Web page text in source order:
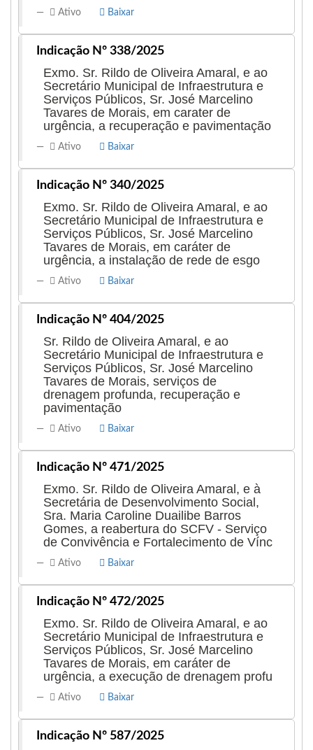
Ativo Baixar
Indicação Nº 338/2025
Exmo. Sr. Rildo de Oliveira Amaral, e ao
Secretário Municipal de Infraestrutura e
Serviços Públicos, Sr. José Marcelino
Tavares de Morais, em carater de
urgência, a recuperação e pavimentação
Ativo Baixar
Indicação Nº 340/2025
Exmo. Sr. Rildo de Oliveira Amaral, e ao
Secretário Municipal de Infraestrutura e
Serviços Públicos, Sr. José Marcelino
Tavares de Morais, em caráter de
urgência, a instalação de rede de esgo
Ativo Baixar
Indicação Nº 404/2025
Sr. Rildo de Oliveira Amaral, e ao
Secretário Municipal de Infraestrutura e
Serviços Públicos, Sr. José Marcelino
Tavares de Morais, serviços de
drenagem profunda, recuperação e
pavimentação
Ativo Baixar
Indicação Nº 471/2025
Exmo. Sr. Rildo de Oliveira Amaral, e à
Secretária de Desenvolvimento Social,
Sra. Maria Caroline Duailibe Barros
Gomes, a reabertura do SCFV - Serviço
de Convivência e Fortalecimento de Vínc
Ativo Baixar
Indicação Nº 472/2025
Exmo. Sr. Rildo de Oliveira Amaral, e ao
Secretário Municipal de Infraestrutura e
Serviços Públicos, Sr. José Marcelino
Tavares de Morais, em caráter de
urgência, a execução de drenagem profu
Ativo Baixar
Indicação Nº 587/2025